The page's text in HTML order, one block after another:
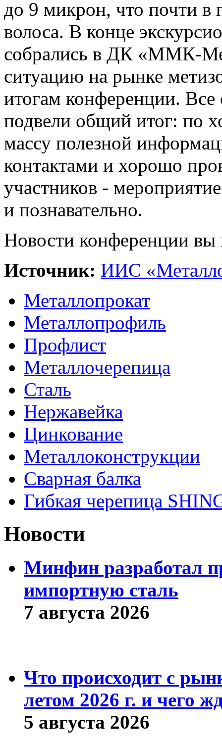
до 9 микрон, что почти в
волоса. В конце
собрались в ДК «ММК-
ситуацию на рынке
итогам конференции.
подвели общий итог: по
массу полезной
контактами и хорошо
участников -
и познавательно.
Новости конференции вы
Источник: ИИС
Металлопрокат
Металлопрофиль
Профлист
Металлочерепица
Сталь
Нержавейка
Цинкование
Металлоконструкции
Сварная балка
Гибкая черепица
Новости
Минфин разработал
импортную сталь
7 августа 2026
Что происходит с
летом 2026 г. и чего
5 августа 2026